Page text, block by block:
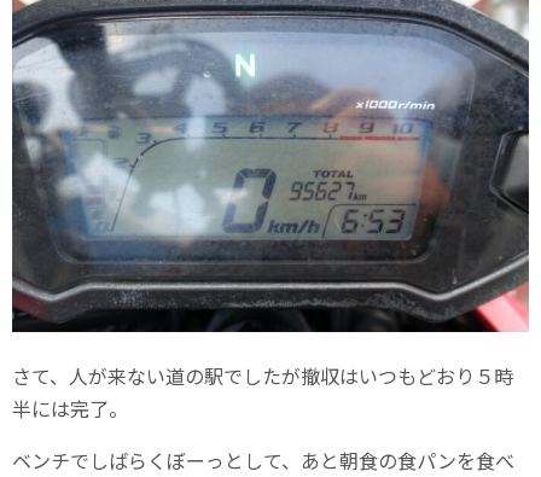
さて、人が来ない道の駅でしたが撤収はいつもどおり５時
半には完了。
ベンチでしばらくぼーっとして、あと朝食の食パンを食べ